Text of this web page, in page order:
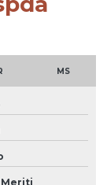
MS
Meriti